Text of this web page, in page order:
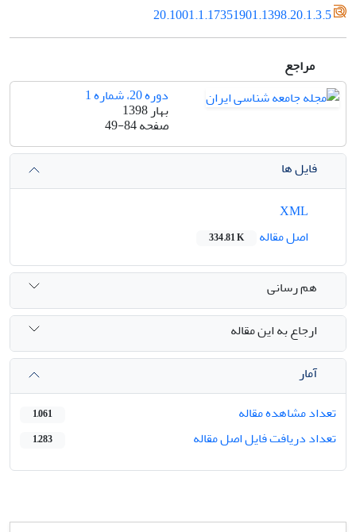
20.1001.1.17351901.1398.20.1.3.5
مراجع
دوره 20، شماره 1
بهار 1398
صفحه49-84
فایل ها
اصل مقاله
334.81 K
هم رسانی
ارجاع به این مقاله
آمار
تعداد مشاهده مقاله
1,061
تعداد دریافت فایل اصل مقاله 1,283